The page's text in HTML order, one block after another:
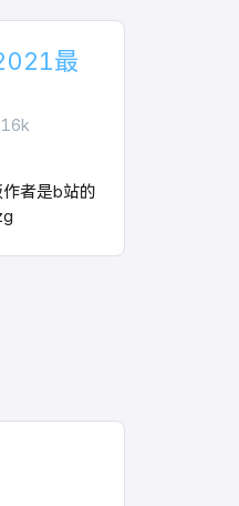
最
者是b站的